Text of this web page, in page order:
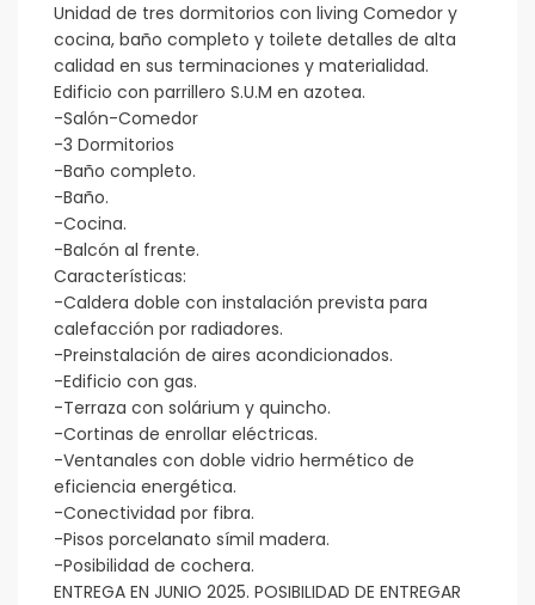
Unidad de tres dormitorios con living Comedor y
cocina, baño completo y toilete detalles de alta
calidad en sus terminaciones y materialidad.
Edificio con parrillero S.U.M en azotea.
-Salón-Comedor
-3 Dormitorios
-Baño completo.
-Baño.
-Cocina.
-Balcón al frente.
Características:
-Caldera doble con instalación prevista para
calefacción por radiadores.
-Preinstalación de aires acondicionados.
-Edificio con gas.
-Terraza con solárium y quincho.
-Cortinas de enrollar eléctricas.
-Ventanales con doble vidrio hermético de
eficiencia energética.
-Conectividad por fibra.
-Pisos porcelanato símil madera.
-Posibilidad de cochera.
ENTREGA EN JUNIO 2025. POSIBILIDAD DE ENTREGAR